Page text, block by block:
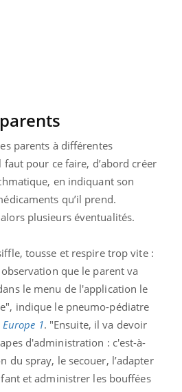
parents à différentes
pour ce faire, d’abord créer
en indiquant son
qu’il prend.
plusieurs éventualités.
tousse et respire trop vite :
que le parent va
le menu de l'application le
indique le pneumo-pédiatre
Europe 1. "Ensuite, il va devoir
d'administration : c'est-à-
du spray, le secouer, l’adapter
et administrer les bouffées